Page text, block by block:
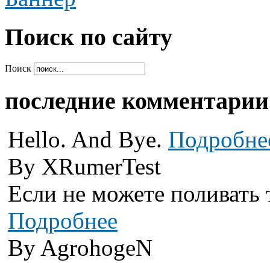
Поиcк по сайту
Поиск
последние комментарии
Hello. And Bye.
By XRumerTest
Если не можете
Подробнее
By AgrohogeN